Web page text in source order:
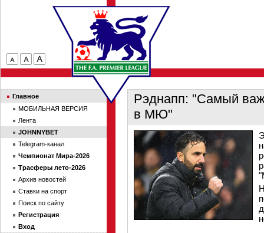
Рэднапп: "Самый
в МЮ"
Главное
МОБИЛЬНАЯ ВЕРСИЯ
Лента
JOHNNYBET
Telegram-канал
Чемпионат Мира-2026
Трасферы лето-2026
Архив новостей
Ставки на спорт
Поиск по сайту
Регистрация
Вход